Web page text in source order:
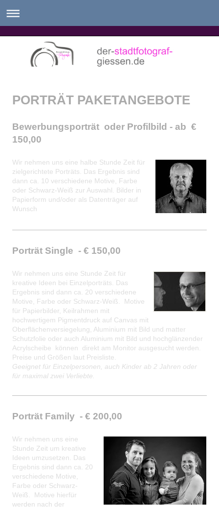
PORTRÄT PAKETANGEBOTE
Bewerbungsporträt oder Profilbild - ab €
150,00
Wir nehmen uns eine halbe Stunde Zeit für
zielgerichtete Porträts. Das Ergebnis sind
dann ca. 10 verschiedene Motive, Farbe
oder Schwarz-Weiß zur Auswahl. Bilder in
Papierform und/oder als Datenträger auf
Wunsch
Porträt Single - € 150,00
Wir nehmen uns eine Stunde Zeit für
kreative Ideen bei Einzelporträts. Das
Ergebnis sind dann ca. 20 verschiedene
Motive, Farbe oder Schwarz-Weiß. Motive
für Papierbilder, Keilrahmen mit
hochwertigem Pigmentdruck auf Canvas mit
Oberflächenversiegelung, Aluminium mit Bild und matter
Schutzfolie oder auch Aluminium mit Bild und hochglänzender
Acrylscheibe können direkt am Monitor ausgesucht werden.
Preise und Größen laut Preisliste.
Geeignet für Einzelpersonen, auch Kinder ab 2 Jahren oder
für maximal zwei Verliebte.
Porträt Family - € 200,00
Wir nehmen uns eine
Stunde Zeit um kreative
Ideen umzusetzen. Das
Ergebnis sind dann ca. 20
verschiedene Motive,
Farbe oder Schwarz-
Weiß. Motive hierfür
werden nach der